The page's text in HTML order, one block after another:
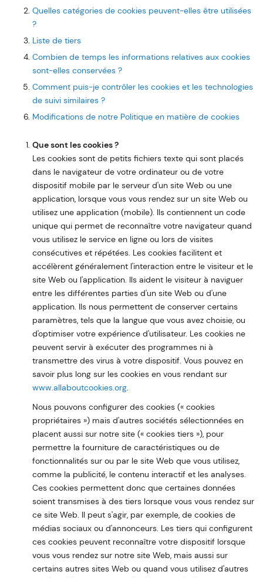
Quelles catégories de cookies peuvent-elles être utilisées
?
Liste de tiers
Combien de temps les informations relatives aux cookies
sont-elles conservées ?
Comment puis-je contrôler les cookies et les technologies
de suivi similaires ?
Modifications de notre Politique en matière de cookies
Que sont les cookies ?
Les cookies sont de petits fichiers texte qui sont placés
dans le navigateur de votre ordinateur ou de votre
dispositif mobile par le serveur d'un site Web ou une
application, lorsque vous vous rendez sur un site Web ou
utilisez une application (mobile). Ils contiennent un code
unique qui permet de reconnaître votre navigateur quand
vous utilisez le service en ligne ou lors de visites
consécutives et répétées. Les cookies facilitent et
accélèrent généralement l'interaction entre le visiteur et le
site Web ou l'application. Ils aident le visiteur à naviguer
entre les différentes parties d'un site Web ou d'une
application. Ils nous permettent de conserver certains
paramètres, tels que la langue que vous avez choisie, ou
d'optimiser votre expérience d'utilisateur. Les cookies ne
peuvent servir à exécuter des programmes ni à
transmettre des virus à votre dispositif. Vous pouvez en
savoir plus long sur les cookies en vous rendant sur
www.allaboutcookies.org.
Nous pouvons configurer des cookies (« cookies
propriétaires ») mais d'autres sociétés sélectionnées en
placent aussi sur notre site (« cookies tiers »), pour
permettre la fourniture de caractéristiques ou de
fonctionnalités sur ou par le site Web que vous utilisez,
comme la publicité, le contenu interactif et les analyses.
Ces cookies permettent donc que certaines données
soient transmises à des tiers lorsque vous vous rendez sur
ce site Web. Il peut s'agir, par exemple, de cookies de
médias sociaux ou d'annonceurs. Les tiers qui configurent
ces cookies peuvent reconnaître votre dispositif lorsque
vous vous rendez sur notre site Web, mais aussi sur
certains autres sites Web ou quand vous utilisez d'autres